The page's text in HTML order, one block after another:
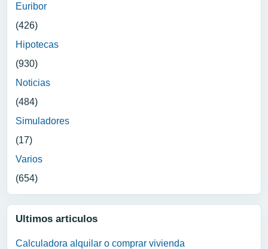
Euribor
(426)
Hipotecas
(930)
Noticias
(484)
Simuladores
(17)
Varios
(654)
Ultimos articulos
Calculadora alquilar o comprar vivienda